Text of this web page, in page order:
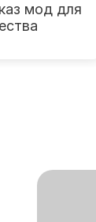
мод для